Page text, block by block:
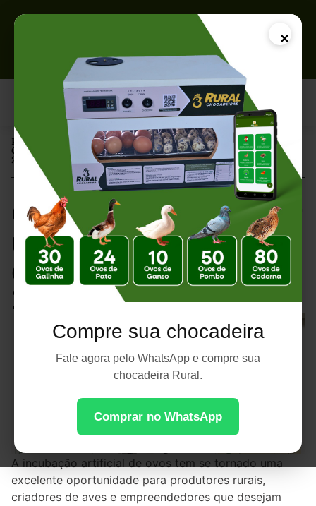
×
Compre sua chocadeira
Fale agora pelo WhatsApp e compre sua
chocadeira Rural.
Comprar no WhatsApp
Página Inicial |
Quanto Custa Montar um Incubatório? Guia de Investimento em
2026
Quanto Custa Montar
um Incubatório? Guia
de Investimento em
2026
A incubação artificial de ovos tem se tornado uma
excelente oportunidade para produtores rurais,
criadores de aves e empreendedores que desejam